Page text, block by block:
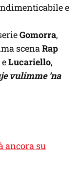
e
Gomorra,
scenaRap
eLucariello,
vulimme ‘na
ancora su